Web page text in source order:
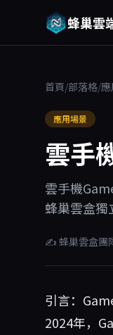
蜂巢雲
首頁/部落格/
應用場景
雲手
雲手機
蜂巢雲盒獨
✍ 蜂巢雲盒團
引言：
2024年，